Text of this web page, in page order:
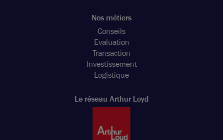
Nos métiers
Conseils
Evaluation
Transaction
Investissement
Logistique
Le réseau Arthur Loyd